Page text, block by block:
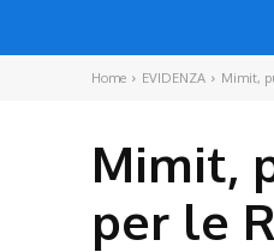
Home EVIDENZA Mimit,
Mimit,
per le